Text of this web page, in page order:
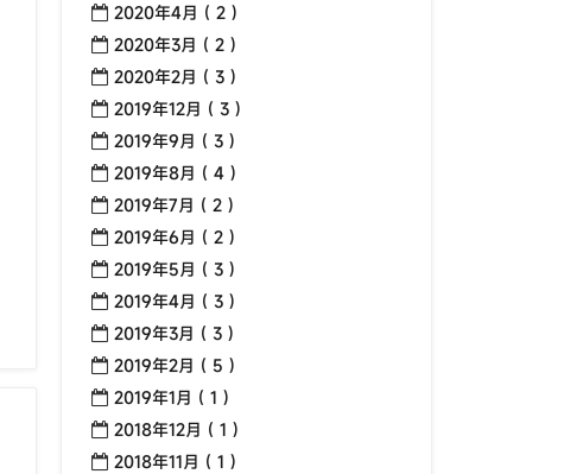
2020年4月 ( 2 )
2020年3月 ( 2 )
2020年2月 ( 3 )
2019年12月 ( 3 )
2019年9月 ( 3 )
2019年8月 ( 4 )
2019年7月 ( 2 )
2019年6月 ( 2 )
2019年5月 ( 3 )
2019年4月 ( 3 )
2019年3月 ( 3 )
2019年2月 ( 5 )
2019年1月 ( 1 )
2018年12月 ( 1 )
2018年11月 ( 1 )